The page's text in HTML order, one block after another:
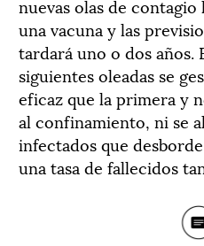
nuevas olas de
una vacuna y las
tardará uno o dos años.
siguientes oleadas se
eficaz que la primera y
al confinamiento, ni se
infectados que
una tasa de fallecidos